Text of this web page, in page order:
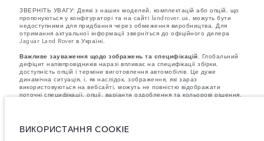
ЗВЕРНІТЬ УВАГУ: Деякі з наших моделей, комплектацій або опцій, що
пропонуються у конфігураторі та на сайті landrover.ua, можуть бути
недоступними для придбання через обмеження виробництва. Для
отримання актуальної інформації зверніться до офіційного дилера
Jaguar Land Rover в Україні.
Важливе зауваження щодо зображень та специфікацій. Глобальний
дефіцит напівпровідників наразі впливає на специфікації збірки,
доступність опцій і терміни виготовлення автомобілів. Це дуже
динамічна ситуація, і, як наслідок, зображення, які зараз
використовуються на вебсайті, можуть не повністю відображати
поточні специфікації, опції, варіанти оздоблення та кольорові рішення.
Аксесуари та інші елементи, встановлені після виробництва, можуть
впливати на вантажопідйомність. Під час завантаження автомобіля
ВИКОРИСТАННЯ COOKIE